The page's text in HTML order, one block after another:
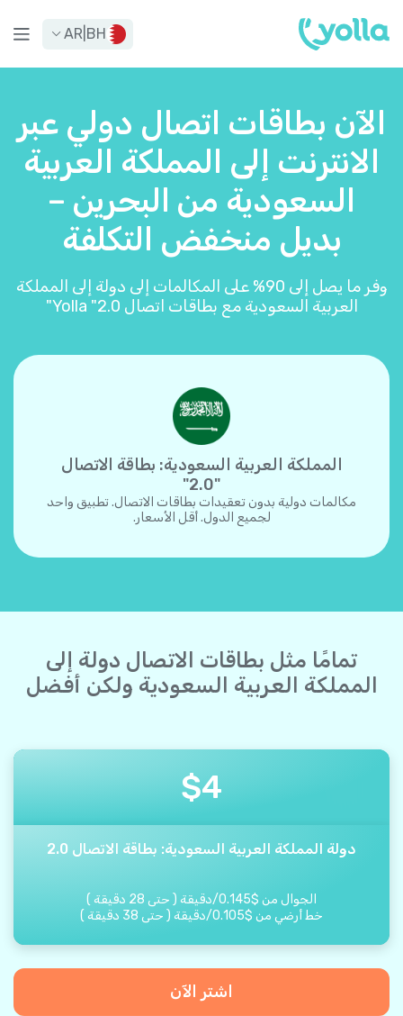
BH
AR
الآن بطاقات اتصال دولي عبر
الانترنت إلى المملكة العربية
السعودية من البحرين –
بديل منخفض التكلفة
وفر ما يصل إلى 90% على المكالمات إلى دولة إلى المملكة
العربية السعودية مع بطاقات اتصال Yolla "2.0"
المملكة العربية السعودية: بطاقة الاتصال
"2.0"
مكالمات دولية بدون تعقيدات بطاقات الاتصال. تطبيق واحد
لجميع الدول. أقل الأسعار.
تمامًا مثل بطاقات الاتصال دولة إلى
المملكة العربية السعودية ولكن أفضل
$4
دولة المملكة العربية السعودية: بطاقة الاتصال 2.0
الجوال من $
0.145
/دقيقة ( حتى 28 دقيقة )
خط أرضي من $
0.105
/دقيقة ( حتى 38 دقيقة )
اشتر الآن